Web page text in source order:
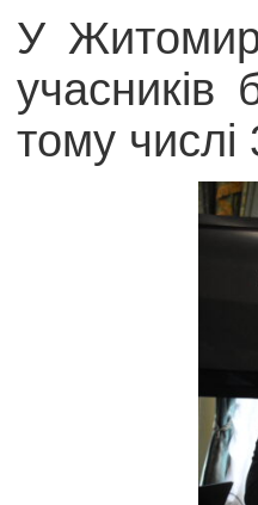
У
учасників
тому числі